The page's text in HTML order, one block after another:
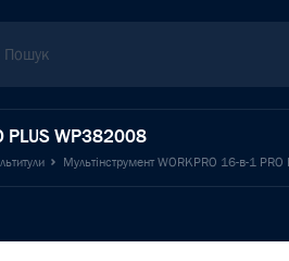
PLUS WP382008
Мультінструмент WORKPRO 16-в-1